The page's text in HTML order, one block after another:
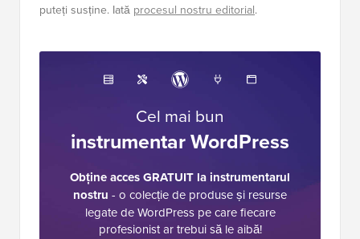
puteți susține. Iată procesul nostru editorial.
Cel mai bun
instrumentar WordPress
Obține acces GRATUIT la instrumentarul
nostru - o colecție de produse și resurse
legate de WordPress pe care fiecare
profesionist ar trebui să le aibă!